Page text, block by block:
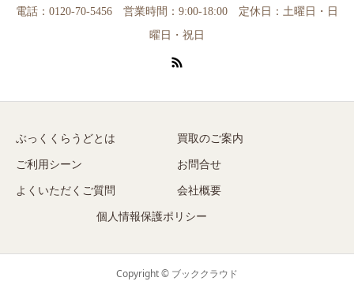
電話：0120-70-5456 営業時間：9:00-18:00 定休日：土曜日・日
曜日・祝日
ぶっくくらうどとは 買取のご案内
ご利用シーン お問合せ
よくいただくご質問 会社概要
個人情報保護ポリシー
Copyright © ブッククラウド
電話で問い合わせ LINEで問い合わせ